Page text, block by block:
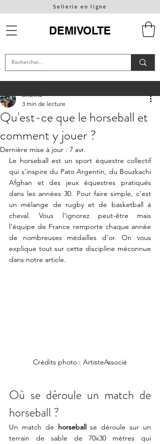
Sellerie en ligne
DEMIVOLTE
Qu'est-ce que le horseball et
comment y jouer ?
Shanna
3 min de lecture
Dernière mise à jour : 7 avr.
Le horseball est un sport équestre collectif
qui s’inspire du Pato Argentin, du Bouzkachi
Afghan et des jeux équestres pratiqués
dans les années 30. Pour faire simple, c'est
un mélange de rugby et de basketball à
cheval. Vous l'ignorez peut-être mais
l’équipe de France remporte chaque année
de nombreuses médailles d’or. On vous
explique tout sur cette discipline méconnue
dans notre article.
Crédits photo : ArtisteAssocié
Où se déroule un match de
horseball ?
Un match de horseball se déroule sur un
terrain de sable de 70x30 mètres qui